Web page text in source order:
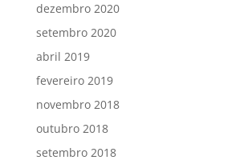
dezembro 2020
setembro 2020
abril 2019
fevereiro 2019
novembro 2018
outubro 2018
setembro 2018